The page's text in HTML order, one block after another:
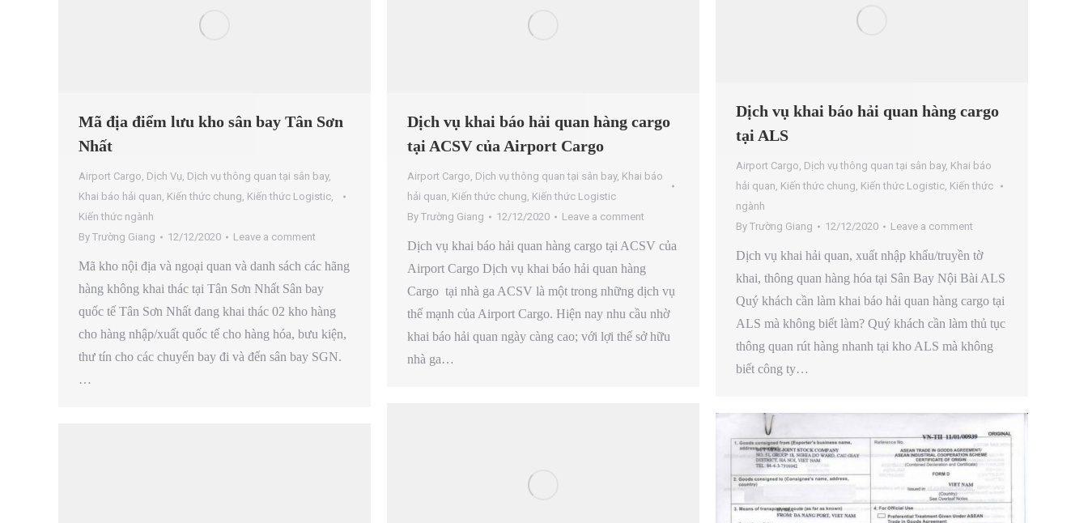
Mã địa điểm lưu kho sân bay Tân Sơn
Nhất
Airport Cargo, Dịch Vụ, Dịch vụ thông quan tại sân bay,
Khai báo hải quan, Kiến thức chung, Kiến thức Logistic,
Kiến thức ngành
By Trường Giang 12/12/2020 Leave a comment
Mã kho nội địa và ngoại quan và danh sách các hãng
hàng không khai thác tại Tân Sơn Nhất Sân bay
quốc tế Tân Sơn Nhất đang khai thác 02 kho hàng
cho hàng nhập/xuất quốc tế cho hàng hóa, bưu kiện,
thư tín cho các chuyến bay đi và đến sân bay SGN.
…
Dịch vụ khai báo hải quan hàng cargo
tại ACSV của Airport Cargo
Airport Cargo, Dịch vụ thông quan tại sân bay, Khai báo
hải quan, Kiến thức chung, Kiến thức Logistic
By Trường Giang 12/12/2020 Leave a comment
Dịch vụ khai báo hải quan hàng cargo tại ACSV của
Airport Cargo Dịch vụ khai báo hải quan hàng
Cargo tại nhà ga ACSV là một trong những dịch vụ
thế mạnh của Airport Cargo. Hiện nay nhu cầu nhờ
khai báo hải quan ngày càng cao; với lợi thế sở hữu
nhà ga…
Dịch vụ khai báo hải quan hàng cargo
tại ALS
Airport Cargo, Dịch vụ thông quan tại sân bay, Khai báo
hải quan, Kiến thức chung, Kiến thức Logistic, Kiến thức
ngành
By Trường Giang 12/12/2020 Leave a comment
Dịch vụ khai hải quan, xuất nhập khẩu/truyền tờ
khai, thông quan hàng hóa tại Sân Bay Nội Bài ALS
Quý khách cần làm khai báo hải quan hàng cargo tại
ALS mà không biết làm? Quý khách cần làm thủ tục
thông quan rút hàng nhanh tại kho ALS mà không
biết công ty…